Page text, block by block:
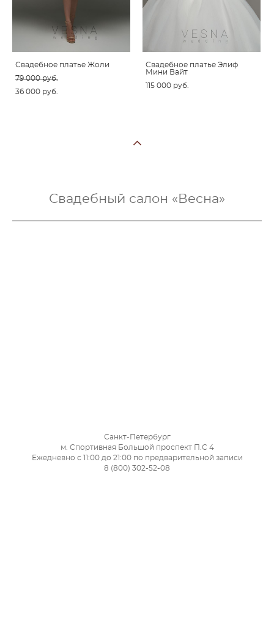
Свадебное платье Жоли
79 000 pуб.
36 000 pуб.
Свадебное платье Элиф
Мини Вайт
115 000 pуб.
Свадебный салон «Весна»
Санкт-Петербург
м. Спортивная Большой проспект П.С 4
Ежедневно с 11:00 до 21:00 по предварительной записи
8 (800) 302-52-08